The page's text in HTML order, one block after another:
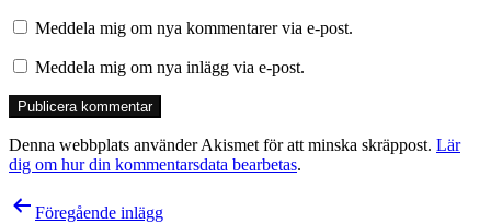
Meddela mig om nya kommentarer via e-post.
Meddela mig om nya inlägg via e-post.
Denna webbplats använder Akismet för att minska skräppost. Lär
dig om hur din kommentarsdata bearbetas.
Inläggsnavigering
Föregående inlägg